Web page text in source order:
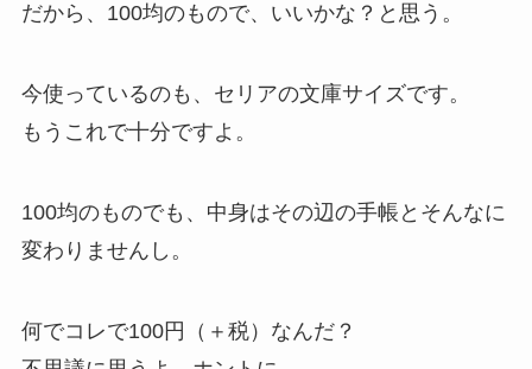
だから、100均のもので、いいかな？と思う。
今使っているのも、セリアの文庫サイズです。
もうこれで十分ですよ。
100均のものでも、中身はその辺の手帳とそんなに
変わりませんし。
何でコレで100円（＋税）なんだ？